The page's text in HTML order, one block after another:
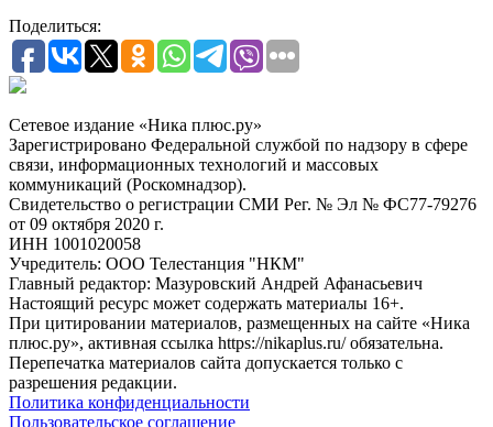
Поделиться:
Сетевое издание «Ника плюс.ру»
Зарегистрировано Федеральной службой по надзору в сфере
связи, информационных технологий и массовых
коммуникаций (Роскомнадзор).
Свидетельство о регистрации СМИ Рег. № Эл № ФС77-79276
от 09 октября 2020 г.
ИНН 1001020058
Учредитель: ООО Телестанция "НКМ"
Главный редактор: Мазуровский Андрей Афанасьевич
Настоящий ресурс может содержать материалы 16+.
При цитировании материалов, размещенных на сайте «Ника
плюс.ру», активная ссылка https://nikaplus.ru/ обязательна.
Перепечатка материалов сайта допускается только с
разрешения редакции.
Политика конфиденциальности
Пользовательское соглашение